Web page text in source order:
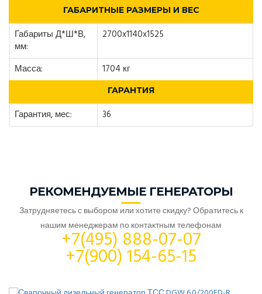
ГАБАРИТНЫЕ РАЗМЕРЫ И ВЕС
Габариты Д*Ш*В,
мм:
2700x1140x1525
Масса: 1704 кг
ГАРАНТИЯ
Гарантия, мес: 36
РЕКОМЕНДУЕМЫЕ ГЕНЕРАТОРЫ
Затрудняетесь с выбором или хотите скидку? Обратитесь к
нашим менеджерам по контактным телефонам
+7(495) 888-07-07
+7(900) 154-65-15